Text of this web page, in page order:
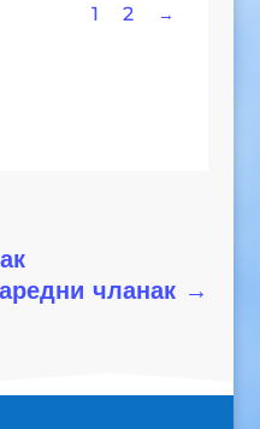
1 2
чланак →